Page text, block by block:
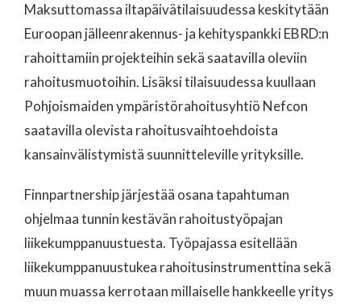
Maksuttomassa iltapäivätilaisuudessa keskitytään
Euroopan jälleenrakennus- ja kehityspankki EBRD:n
rahoittamiin projekteihin sekä saatavilla oleviin
rahoitusmuotoihin. Lisäksi tilaisuudessa kuullaan
Pohjoismaiden ympäristörahoitusyhtiö Nefcon
saatavilla olevista rahoitusvaihtoehdoista
kansainvälistymistä suunnitteleville yrityksille.
Finnpartnership järjestää osana tapahtuman
ohjelmaa tunnin kestävän rahoitustyöpajan
liikekumppanuustuesta. Työpajassa esitellään
liikekumppanuustukea rahoitusinstrumenttina sekä
muun muassa kerrotaan millaiselle hankkeelle yritys